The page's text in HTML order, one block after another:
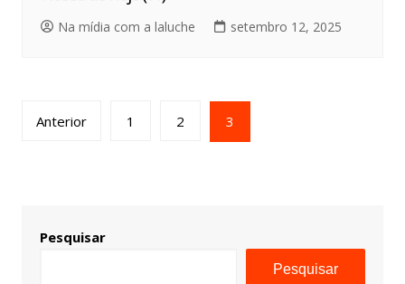
Na mídia com a laluche setembro 12, 2025
Anterior 1 2 3
Pesquisar
Pesquisar